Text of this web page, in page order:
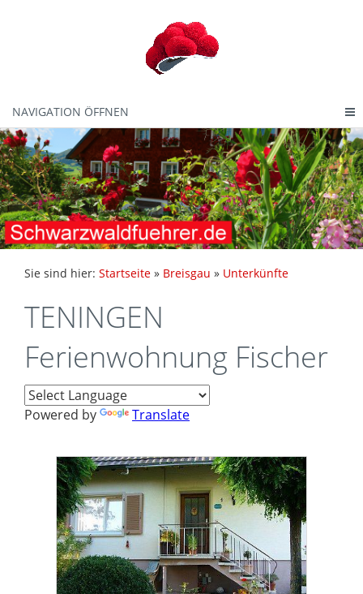
NAVIGATION ÖFFNEN
Sie sind hier: Startseite » Breisgau » Unterkünfte
TENINGEN
Ferienwohnung Fischer
Powered by Translate